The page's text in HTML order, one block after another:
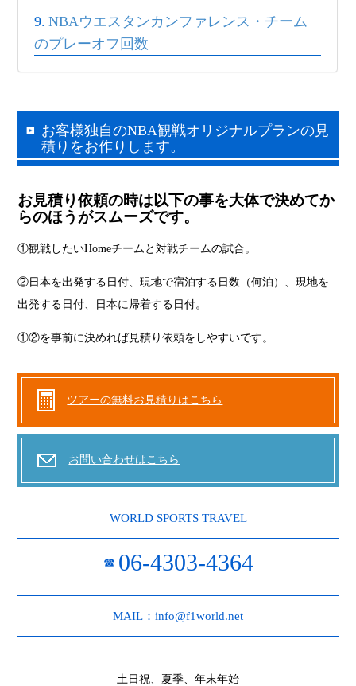
NBAウエスタンカンファレンス・チーム
のプレーオフ回数
お客様独自のNBA観戦オリジナルプランの見
積りをお作りします。
お見積り依頼の時は以下の事を大体で決めてか
らのほうがスムーズです。
①観戦したいHomeチームと対戦チームの試合。
②日本を出発する日付、現地で宿泊する日数（何泊）、現地を
出発する日付、日本に帰着する日付。
①②を事前に決めれば見積り依頼をしやすいです。
ツアーの無料お見積りはこちら
お問い合わせはこちら
WORLD SPORTS TRAVEL
☎ 06-4303-4364
MAIL：info@f1world.net
土日祝、夏季、年末年始